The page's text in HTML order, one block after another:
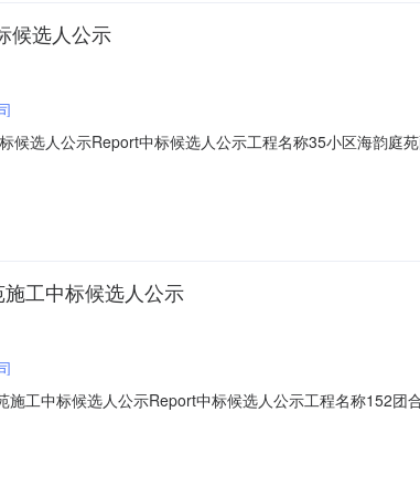
候选人公示
候选人公示Report中标候选人公示工程名称35小区海韵庭
师姓名马春山注册级别建筑工程二级注册证书编号新
工中标候选人公示
施工中标候选人公示Report中标候选人公示工程名称152
捌万玖仟肆佰贰拾捌元陆角叁分小写181089428.630元投